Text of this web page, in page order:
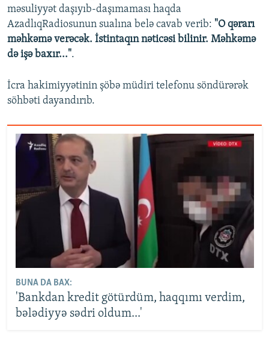
məsuliyyət daşıyıb-daşımaması haqda
AzadlıqRadiosunun sualına belə cavab verib: "O qərarı
məhkəmə verəcək. İstintaqın nəticəsi bilinir. Məhkəmə
də işə baxır...".
İcra hakimiyyətinin şöbə müdiri telefonu söndürərək
söhbəti dayandırıb.
BUNA DA BAX:
'Bankdan kredit götürdüm, haqqımı verdim,
bələdiyyə sədri oldum...'